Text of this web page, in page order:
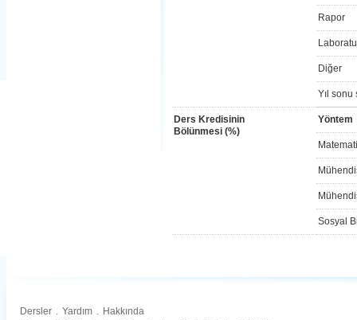
Rapor
Diğer
Yıl sonu
Ders Kredisinin
Bölünmesi (%)
Yöntem
Sosyal
Dersler . Yardım . Hakkında